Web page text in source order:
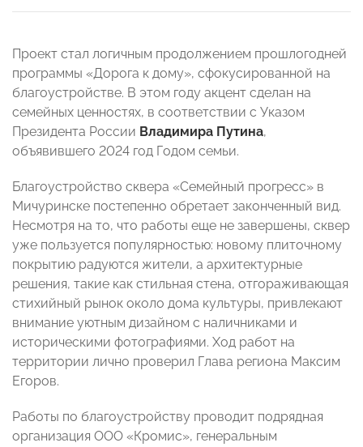
Проект стал логичным продолжением прошлогодней
программы «Дорога к дому», сфокусированной на
благоустройстве. В этом году акцент сделан на
семейных ценностях, в соответствии с Указом
Президента России Владимира Путина,
объявившего 2024 год Годом семьи.
Благоустройство сквера «Семейный прогресс» в
Мичуринске постепенно обретает законченный вид.
Несмотря на то, что работы еще не завершены, сквер
уже пользуется популярностью: новому плиточному
покрытию радуются жители, а архитектурные
решения, такие как стильная стена, отгораживающая
стихийный рынок около дома культуры, привлекают
внимание уютным дизайном с наличниками и
историческими фотографиями. Ход работ на
территории лично проверил Глава региона Максим
Егоров.
Работы по благоустройству проводит подрядная
организация ООО «Кромис», генеральным